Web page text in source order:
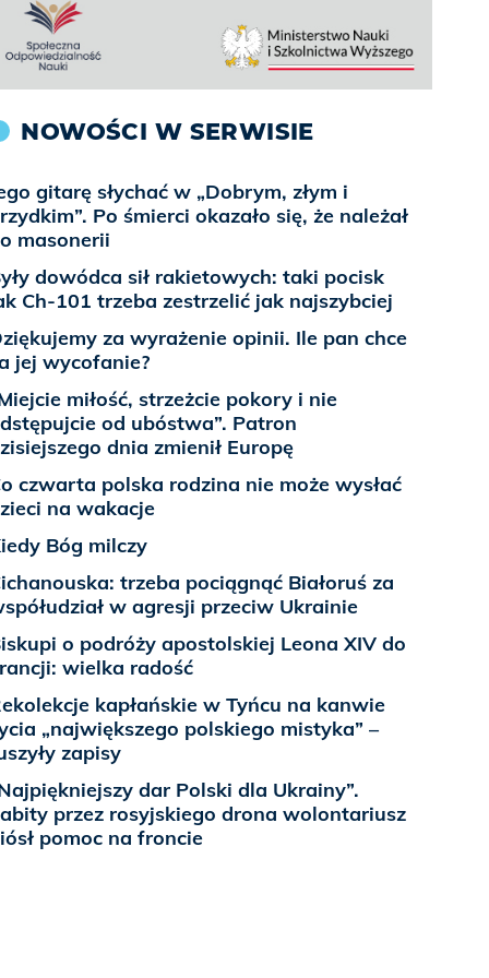
NOWOŚCI W SERWISIE
gitarę słychać w „Dobrym, złym i
Po śmierci okazało się, że należał
masonerii
dowódca sił rakietowych: taki pocisk
Ch-101 trzeba zestrzelić jak najszybciej
za wyrażenie opinii. Ile pan chce
jej wycofanie?
miłość, strzeżcie pokory i nie
od ubóstwa”. Patron
dnia zmienił Europę
czwarta polska rodzina nie może wysłać
na wakacje
Bóg milczy
trzeba pociągnąć Białoruś za
w agresji przeciw Ukrainie
o podróży apostolskiej Leona XIV do
wielka radość
kapłańskie w Tyńcu na kanwie
„największego polskiego mistyka” –
zapisy
dar Polski dla Ukrainy”.
przez rosyjskiego drona wolontariusz
pomoc na froncie